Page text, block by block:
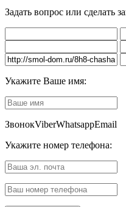
Задать вопрос или сделать
Укажите Ваше имя:
ЗвонокViberWhatsappEmail
Укажите номер телефона: